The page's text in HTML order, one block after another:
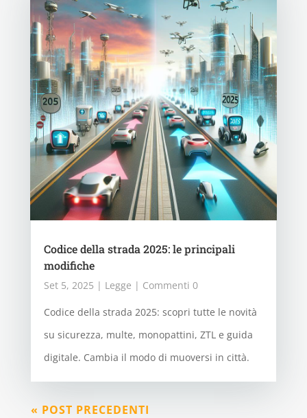
Codice della strada 2025: le principali
modifiche
Set 5, 2025 | Legge | Commenti 0
Codice della strada 2025: scopri tutte le novità
su sicurezza, multe, monopattini, ZTL e guida
digitale. Cambia il modo di muoversi in città.
« POST PRECEDENTI